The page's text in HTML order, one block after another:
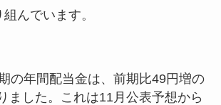
んでいます。
の年間配当金は、前期比49円増の
ました。これは11月公表予想から